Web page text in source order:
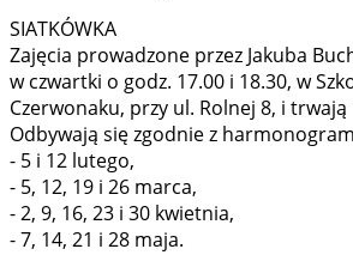
SIATKÓWKA
Zajęcia prowadzone przez Jakuba
w czwartki o godz. 17.00 i 18.30, w
Czerwonaku, przy ul. Rolnej 8, i trwają
Odbywają się zgodnie z
- 5 i 12 lutego,
- 5, 12, 19 i 26 marca,
- 2, 9, 16, 23 i 30 kwietnia,
- 7, 14, 21 i 28 maja.